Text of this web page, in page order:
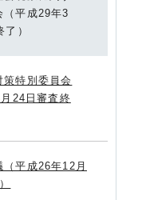
（平成29年3
）
策特別委員会
月24日審査終
平成26年12月